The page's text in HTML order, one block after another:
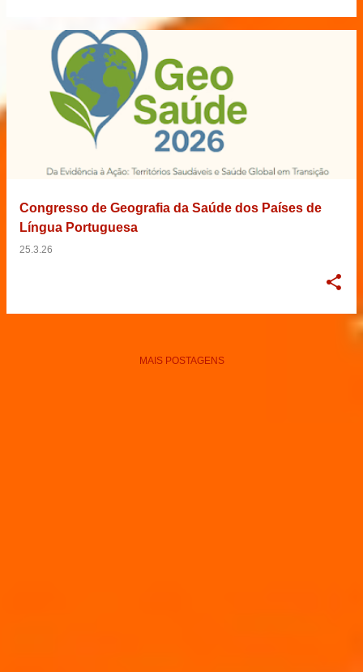
Congresso de Geografia da Saúde dos Países de
Língua Portuguesa
25.3.26
MAIS POSTAGENS